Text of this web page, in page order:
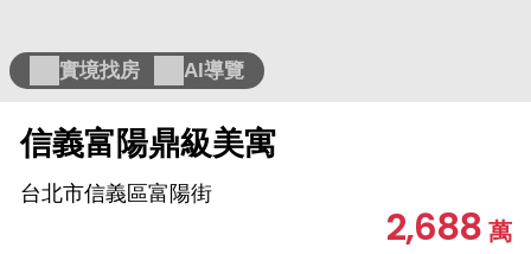
實境找房 AI導覽
信義富陽鼎級美寓
台北市信義區富陽街
2,688萬